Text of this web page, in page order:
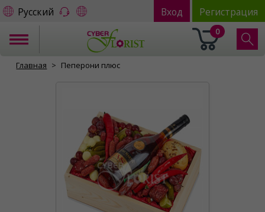
Русский Вход Регистрация
0
Главная Пеперони плюс